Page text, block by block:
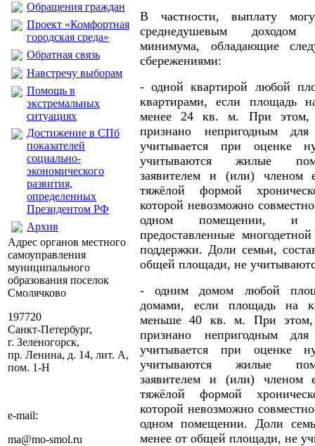
Обращения граждан
Проект «Комфортная
городская среда»
Обратная связь
Навстречу выборам
Помощь в
экстремальных
ситуациях
Достижение в СПб
показателей
социально-
экономического
развития,
определенных
Президентом РФ
Архив
Адрес органов местного
самоуправления
муниципального
образования поселок
Смолячково
197720
Санкт-Петербург,
г. Зеленогорск,
пр. Ленина, д. 14, лит. А,
пом. 1-Н
e-mail:
ma@mo-smol.ru
В частности, выплату
среднедушевым
минимума, обладающие
сбережениями:
- одной квартирой любой
квартирами, если площадь
менее 24 кв. м. При этом,
признано непригодным
учитывается при оценке
учитываются жилые
заявителем и (или) членом
тяжёлой формой
которой невозможно
одном помещении, и
предоставленные
поддержки. Доли семьи,
общей площади, не
- одним домом любой
домами, если площадь на
меньше 40 кв. м. При этом,
признано непригодным
учитывается при оценке
учитываются жилые
заявителем и (или) членом
тяжёлой формой
которой невозможно
одном помещении. Доли
менее от общей площади, не